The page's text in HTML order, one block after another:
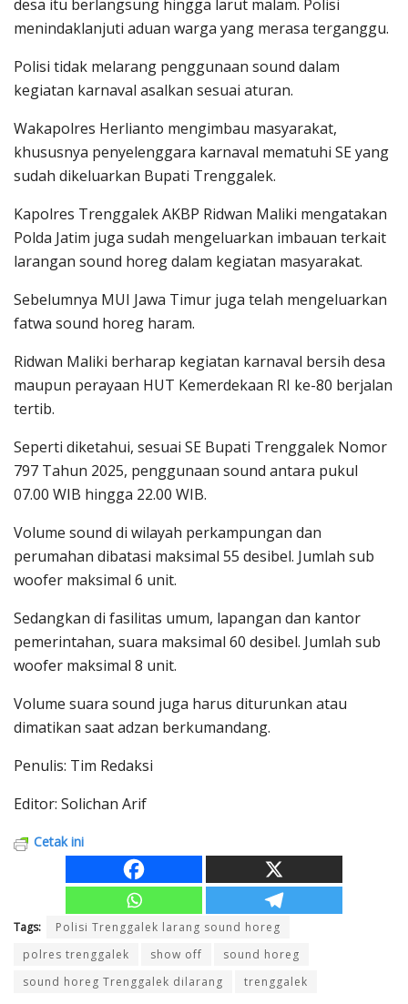
desa itu berlangsung hingga larut malam. Polisi
menindaklanjuti aduan warga yang merasa terganggu.
Polisi tidak melarang penggunaan sound dalam
kegiatan karnaval asalkan sesuai aturan.
Wakapolres Herlianto mengimbau masyarakat,
khususnya penyelenggara karnaval mematuhi SE yang
sudah dikeluarkan Bupati Trenggalek.
Kapolres Trenggalek AKBP Ridwan Maliki mengatakan
Polda Jatim juga sudah mengeluarkan imbauan terkait
larangan sound horeg dalam kegiatan masyarakat.
Sebelumnya MUI Jawa Timur juga telah mengeluarkan
fatwa sound horeg haram.
Ridwan Maliki berharap kegiatan karnaval bersih desa
maupun perayaan HUT Kemerdekaan RI ke-80 berjalan
tertib.
Seperti diketahui, sesuai SE Bupati Trenggalek Nomor
797 Tahun 2025, penggunaan sound antara pukul
07.00 WIB hingga 22.00 WIB.
Volume sound di wilayah perkampungan dan
perumahan dibatasi maksimal 55 desibel. Jumlah sub
woofer maksimal 6 unit.
Sedangkan di fasilitas umum, lapangan dan kantor
pemerintahan, suara maksimal 60 desibel. Jumlah sub
woofer maksimal 8 unit.
Volume suara sound juga harus diturunkan atau
dimatikan saat adzan berkumandang.
Penulis: Tim Redaksi
Editor: Solichan Arif
Cetak ini
Tags:
Polisi Trenggalek larang sound horeg
polres trenggalek
show off
sound horeg
sound horeg Trenggalek dilarang
trenggalek